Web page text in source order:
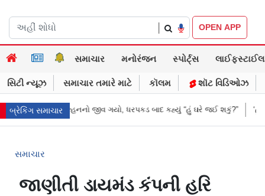
OPEN APP
સમાચાર મનોરંજન સ્પોર્ટ્સ લાઈફસ્ટાઈલ
સિટી ન્યૂઝ સમાચાર તમારે માટે કૉલમ શૉટ વિડિઓઝ
બ્રેકિંગ સમાચાર
જ દુલ્હનનો જીવ ગયો, ધરપકડ બાદ કહ્યું “હું ઘરે જઈ શકું?” ‘હું બાબા બાગેશ્વર
સમાચાર
જાણીતી ડાયમંડ કંપની હરિ